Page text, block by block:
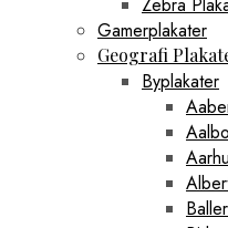
Gamerplakater
Geografi
Byplakater